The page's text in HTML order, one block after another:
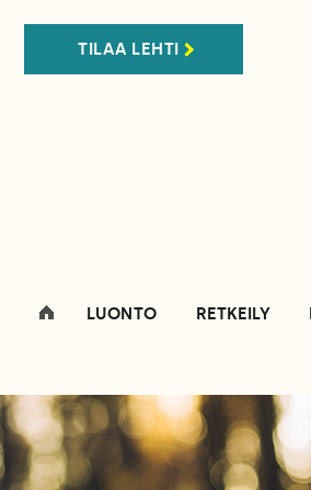
TILAA LEHTI
LUONTO RETKEILY